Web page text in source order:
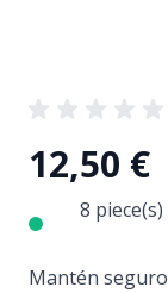
12,50 €
8
Mantén